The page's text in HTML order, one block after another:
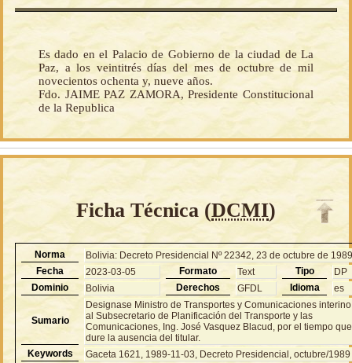
Es dado en el Palacio de Gobierno de la ciudad de La
Paz, a los veintitrés días del mes de octubre de mil
novecientos ochenta y, nueve años.
Fdo. JAIME PAZ ZAMORA, Presidente Constitucional
de la Republica
Ficha Técnica (DCMI)
Norma
Bolivia: Decreto Presidencial Nº 22342, 23 de octubre de
Fecha
2023-03-05 Formato Text Tipo
DP
Dominio
Bolivia Derechos GFDL Idioma es
Sumario
Designase Ministro de Transportes y Comunicaciones interino
al Subsecretario de Planificación del Transporte y las
Comunicaciones, Ing. José Vasquez Blacud, por el tiempo que
dure la ausencia del titular.
Keywords
Gaceta 1621, 1989-11-03, Decreto Presidencial, octubre/1989